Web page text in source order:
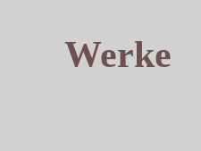
Werke